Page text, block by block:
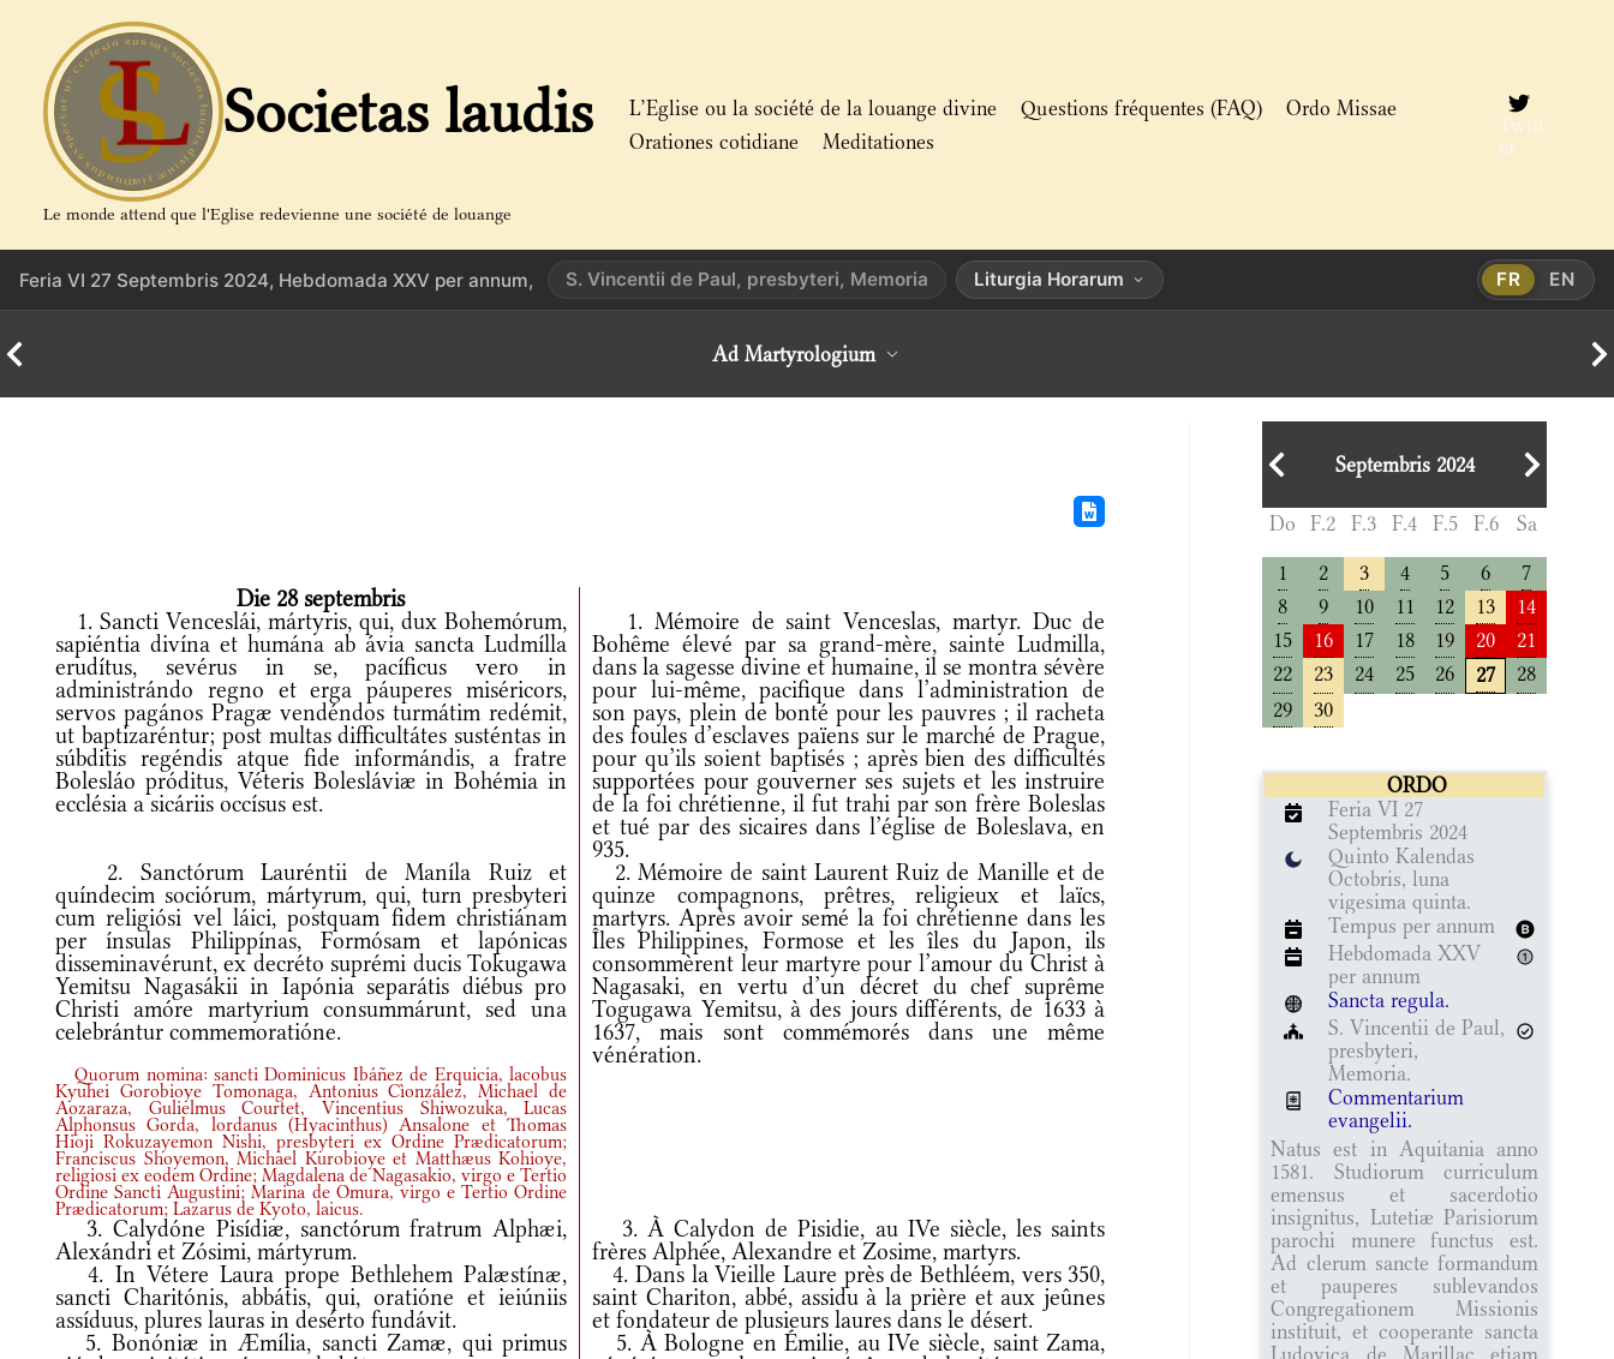
contenu
Societas laudis
Le monde attend que l'Eglise redevienne une société de louange
L’Eglise ou la société de la louange divine Questions fréquentes (FAQ)
Ordo Missae
Orationes cotidiane
Meditationes
Twitt
er
Feria VI 27 Septembris 2024, Hebdomada XXV per annum, S. Vincentii de Paul, presbyteri, Memoria Liturgia Horarum FR EN
Ad Martyrologium
Die 28 septembris
1. Sancti Venceslái, mártyris, qui, dux Bohemórum,
sapiéntia divína et humána ab ávia sancta Ludmílla
erudítus, sevérus in se, pacíficus vero in
administrándo regno et erga páuperes miséricors,
servos pagános Pragæ vendéndos turmátim redémit,
ut baptizaréntur; post multas difficultátes susténtas in
súbditis regéndis atque fide informándis, a fratre
Bolesláo próditus, Véteris Bolesláviæ in Bohémia in
ecclésia a sicáriis occísus est.
1. Mémoire de saint Venceslas, martyr. Duc de
Bohême élevé par sa grand-mère, sainte Ludmilla,
dans la sagesse divine et humaine, il se montra sévère
pour lui-même, pacifique dans l’administration de
son pays, plein de bonté pour les pauvres ; il racheta
des foules d’esclaves païens sur le marché de Prague,
pour qu’ils soient baptisés ; après bien des difficultés
supportées pour gouverner ses sujets et les instruire
de la foi chrétienne, il fut trahi par son frère Boleslas
et tué par des sicaires dans l’église de Boleslava, en
935.
2. Sanctórum Lauréntii de Maníla Ruiz et
quíndecim sociórum, mártyrum, qui, turn presbyteri
cum religiósi vel láici, postquam fidem christiánam
per ínsulas Philippínas, Formósam et lapónicas
disseminavérunt, ex decréto suprémi ducis Tokugawa
Yemitsu Nagasákii in Iapónia separátis diébus pro
Christi amóre martyrium consummárunt, sed una
celebrántur commemoratióne.
2. Mémoire de saint Laurent Ruiz de Manille et de
quinze compagnons, prêtres, religieux et laïcs,
martyrs. Après avoir semé la foi chrétienne dans les
Îles Philippines, Formose et les îles du Japon, ils
consommèrent leur martyre pour l’amour du Christ à
Nagasaki, en vertu d’un décret du chef suprême
Togugawa Yemitsu, à des jours différents, de 1633 à
1637, mais sont commémorés dans une même
vénération.
Quorum nomina: sancti Dominicus Ibáñez de Erquicia, lacobus
Kyuhei Gorobioye Tomonaga, Antonius Cìonzález, Michael de
Aozaraza, Gulielmus Courtet, Vincentius Shiwozuka, Lucas
Alphonsus Gorda, lordanus(Hyacinthus) Ansalone et Thomas
Hioji Rokuzayemon Nishi, presbyteri ex Ordine Prædicatorum;
Franciscus Shoyemon, Michael Kurobioye et Matthæus Kohioye,
religiosi ex eodem Ordine; Magdalena de Nagasakio, virgo e Tertio
Ordine Sancti Augustini; Marina de Omura, virgo e Tertio Ordine
Prædicatorum; Lazarus de Kyoto, laicus.
3. Calydóne Pisídiæ, sanctórum fratrum Alphæi,
Alexándri et Zósimi, mártyrum.
3. À Calydon de Pisidie, au IVe siècle, les saints
frères Alphée, Alexandre et Zosime, martyrs.
4. In Vétere Laura prope Bethlehem Palæstínæ,
sancti Charitónis, abbátis, qui, oratióne et ieiúniis
assíduus, plures lauras in desérto fundávit.
4. Dans la Vieille Laure près de Bethléem, vers 350,
saint Chariton, abbé, assidu à la prière et aux jeûnes
et fondateur de plusieurs laures dans le désert.
5. Bonóniæ in Æmília, sancti Zamæ, qui primus
5. À Bologne en Émilie, au IVe siècle, saint Zama,
Septembris 2024
Do F.2 F.3 F.4 F.5 F.6 Sa
1 2 3 4 5 6
7
8
9 10 11 12 13
14
15
16 17 18 19 20
21
22
23 24 25 26 27
28
29
30
ORDO
Feria VI 27
Septembris 2024
Quinto Kalendas
Octobris, luna
vigesima quinta.
Tempus per annum
Hebdomada XXV
per annum
Sancta regula.
S. Vincentii de Paul,
presbyteri,
Memoria.
Commentarium
evangelii.
Natus est in Aquitania anno
1581. Studiorum curriculum
emensus et sacerdotio
insignitus, Lutetiæ Parisiorum
parochi munere functus est.
Ad clerum sancte formandum
et pauperes sublevandos
Congregationem Missionis
instituit, et cooperante sancta
Ludovica de Marillac etiam